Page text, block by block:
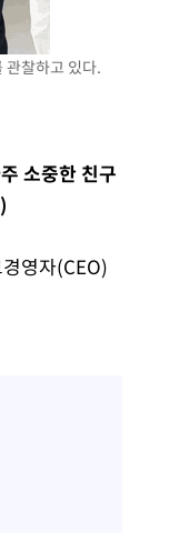
관찰하고 있다.
소중한 친구
영자(CEO)